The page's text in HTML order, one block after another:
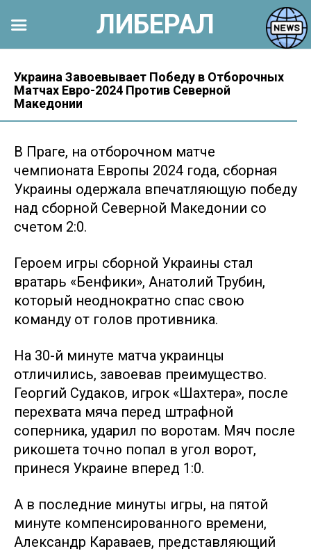
контенту
Украина Завоевывает Победу в Отборочных
Матчах Евро-2024 Против Северной
Македонии
В Праге, на отборочном матче
чемпионата Европы 2024 года, сборная
Украины одержала впечатляющую победу
над сборной Северной Македонии со
счетом 2:0.
Героем игры сборной Украины стал
вратарь «Бенфики», Анатолий Трубин,
который неоднократно спас свою
команду от голов противника.
На 30-й минуте матча украинцы
отличились, завоевав преимущество.
Георгий Судаков, игрок «Шахтера», после
перехвата мяча перед штрафной
соперника, ударил по воротам. Мяч после
рикошета точно попал в угол ворот,
принеся Украине вперед 1:0.
А в последние минуты игры, на пятой
минуте компенсированного времени,
Александр Караваев, представляющий
ЛИБЕРАЛ